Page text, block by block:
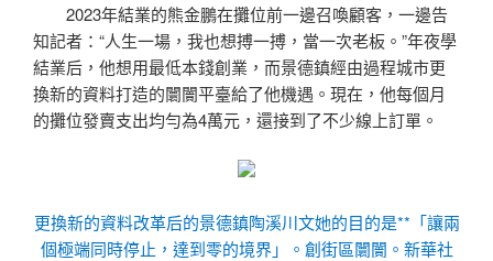
2023年結業的熊金鵬在攤位前一邊召喚顧客，一邊告
知記者：“人生一場，我也想搏一搏，當一次老板。”年夜學
結業后，他想用最低本錢創業，而景德鎮經由過程城市更
換新的資料打造的闤闠平臺給了他機遇。現在，他每個月
的攤位發賣支出均勻為4萬元，還接到了不少線上訂單。
更換新的資料改革后的景德鎮陶溪川文她的目的是**「讓兩
個極端同時停止，達到零的境界」。創街區闤闠。新華社